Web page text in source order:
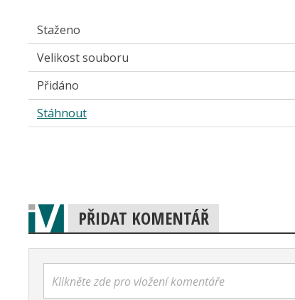
Staženo
Velikost souboru
Přidáno
Stáhnout
PŘIDAT KOMENTÁŘ
Klikněte zde pro vložení komentáře